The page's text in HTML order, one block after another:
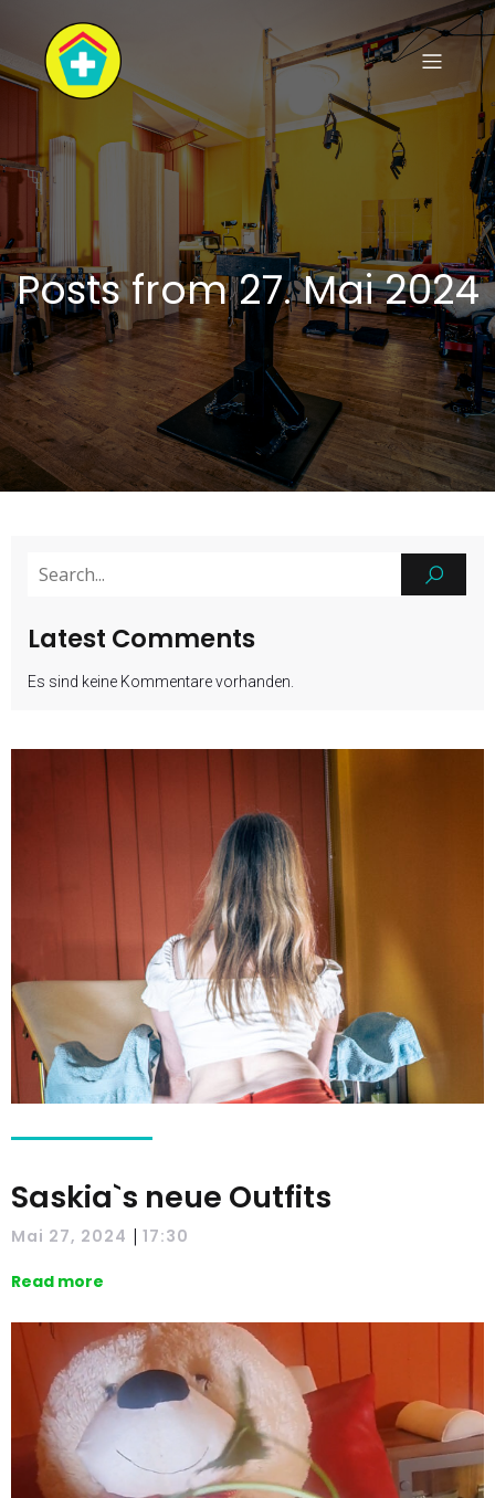
Posts from 27. Mai 2024
Latest Comments
Es sind keine Kommentare vorhanden.
Saskia`s neue Outfits
Mai 27, 2024 | 17:30
Read more